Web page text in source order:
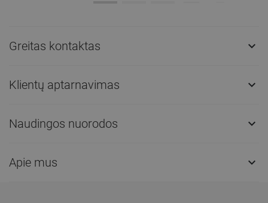
Greitas kontaktas 
Klientų aptarnavimas 
Naudingos nuorodos 
Apie mus 